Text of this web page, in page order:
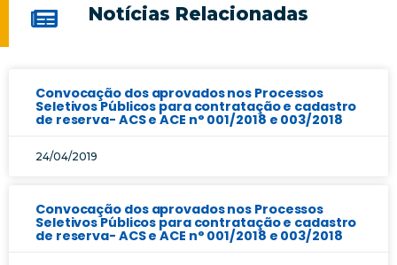
Notícias Relacionadas
Convocação dos aprovados nos Processos
Seletivos Públicos para contratação e cadastro
de reserva- ACS e ACE n° 001/2018 e 003/2018
24/04/2019
Convocação dos aprovados nos Processos
Seletivos Públicos para contratação e cadastro
de reserva- ACS e ACE n° 001/2018 e 003/2018